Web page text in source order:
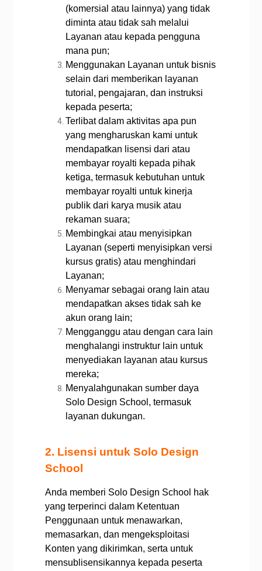
(komersial atau lainnya) yang tidak
diminta atau tidak sah melalui
Layanan atau kepada pengguna
mana pun;
Menggunakan Layanan untuk bisnis
selain dari memberikan layanan
tutorial, pengajaran, dan instruksi
kepada peserta;
Terlibat dalam aktivitas apa pun
yang mengharuskan kami untuk
mendapatkan lisensi dari atau
membayar royalti kepada pihak
ketiga, termasuk kebutuhan untuk
membayar royalti untuk kinerja
publik dari karya musik atau
rekaman suara;
Membingkai atau menyisipkan
Layanan (seperti menyisipkan versi
kursus gratis) atau menghindari
Layanan;
Menyamar sebagai orang lain atau
mendapatkan akses tidak sah ke
akun orang lain;
Mengganggu atau dengan cara lain
menghalangi instruktur lain untuk
menyediakan layanan atau kursus
mereka;
Menyalahgunakan sumber daya
Solo Design School, termasuk
layanan dukungan.
2. Lisensi untuk Solo Design
School
Anda memberi Solo Design School hak
yang terperinci dalam Ketentuan
Penggunaan untuk menawarkan,
memasarkan, dan mengeksploitasi
Konten yang dikirimkan, serta untuk
mensublisensikannya kepada peserta